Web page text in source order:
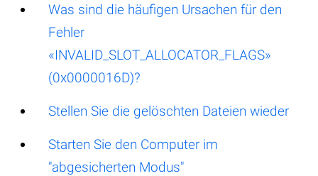
Was sind die häufigen Ursachen für den
Fehler
«INVALID_SLOT_ALLOCATOR_FLAGS»
(0x0000016D)?
Stellen Sie die gelöschten Dateien wieder
Starten Sie den Computer im
"abgesicherten Modus"